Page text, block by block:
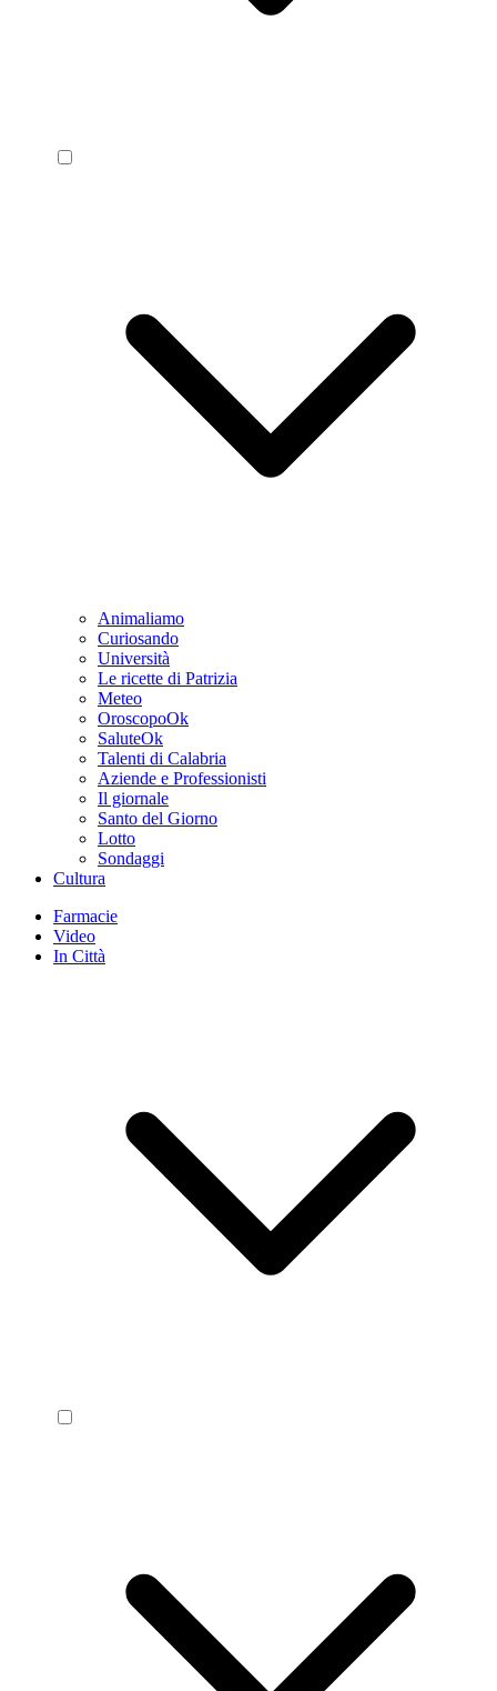
Animaliamo
Curiosando
Università
Le ricette di Patrizia
Meteo
OroscopoOk
SaluteOk
Talenti di Calabria
Aziende e Professionisti
Il giornale
Santo del Giorno
Lotto
Sondaggi
Cultura
Farmacie
Video
In Città